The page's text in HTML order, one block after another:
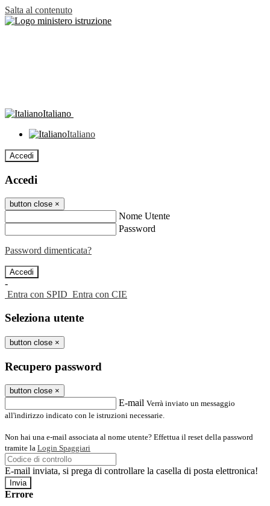
Salta al contenuto
Italiano
Italiano
Accedi
Accedi
button close ×
Nome Utente
Password
Password dimenticata?
-
Entra con SPID Entra con CIE
Seleziona utente
button close ×
Recupero password
button close ×
E-mail Verrà inviato un messaggio
all'indirizzo indicato con le istruzioni necessarie.
Non hai una e-mail associata al nome utente? Effettua il reset della password
tramite la Login Spaggiari
E-mail inviata, si prega di controllare la casella di posta elettronica!
Errore